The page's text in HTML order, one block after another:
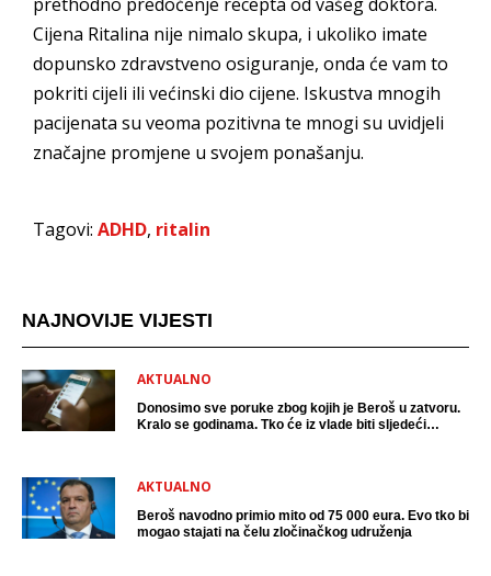
Cijena Ritalina nije nimalo skupa, i ukoliko imate
dopunsko zdravstveno osiguranje, onda će vam to
pokriti cijeli ili većinski dio cijene. Iskustva mnogih
pacijenata su veoma pozitivna te mnogi su uvidjeli
značajne promjene u svojem ponašanju.
Tagovi: ADHD, ritalin
NAJNOVIJE VIJESTI
AKTUALNO
Donosimo sve poruke zbog kojih je Beroš u zatvoru.
Kralo se godinama. Tko će iz vlade biti sljedeći
AKTUALNO
Beroš navodno primio mito od 75 000 eura. Evo tko bi
mogao stajati na čelu zločinačkog udruženja